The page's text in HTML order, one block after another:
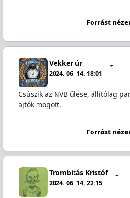
Forrást
Vekker úr
2024. 06. 14. 18:01
Csúszik az NVB ülése, állítólag
ajtók mögött.
Forrást
Trombitás Kristóf
2024. 06. 14. 22:15